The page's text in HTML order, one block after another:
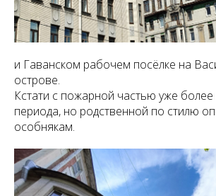
и Гаванском рабочем посёлке на
острове.
Кстати с пожарной частью уже более
периода, но родственной по стилю
особнякам.